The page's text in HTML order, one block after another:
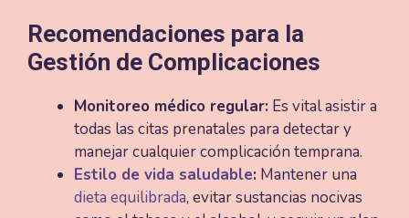
Recomendaciones para la
Gestión de Complicaciones
Monitoreo médico regular: Es vital asistir a
todas las citas prenatales para detectar y
manejar cualquier complicación temprana.
Estilo de vida saludable: Mantener una
dieta equilibrada, evitar sustancias nocivas